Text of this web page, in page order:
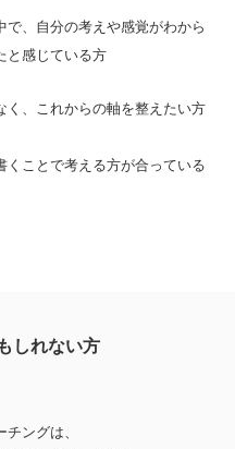
で、自分の考えや感覚がわから
と感じている方
く、これからの軸を整えたい方
くことで考える方が合っている
しれない方
ングは、